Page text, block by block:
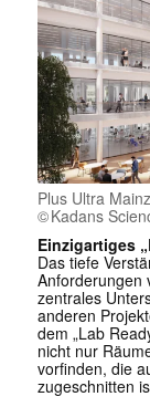
Plus Ultra
Kadans
Einzigartiges
Das tiefe
Anforderungen
zentrales
anderen
dem „Lab
nicht nur
vorfinden, die
zugeschnitten